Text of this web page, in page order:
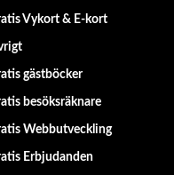
Vykort & E-kort
gästböcker
besöksräknare
Webbutveckling
Erbjudanden